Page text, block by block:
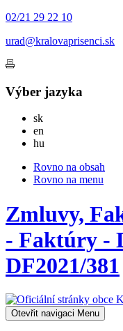
02/21 29 22 10
urad@kralovaprisenci.sk
Výber jazyka
skSlovensky
en
hu
Rovno na obsah
Rovno na menu
Zmluvy,
- Faktúry -
DF2021/381
Otevřit navigaci Menu